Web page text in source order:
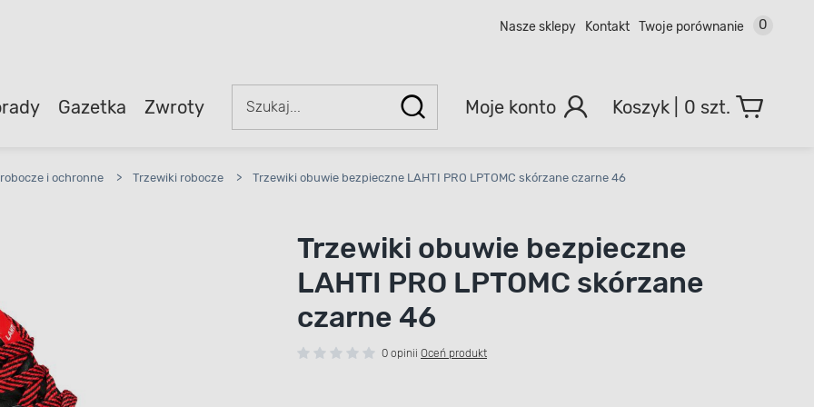
Nasze sklepy Kontakt Twoje porównanie 0
Gazetka Zwroty Moje konto 0 szt.
i ochronne > Trzewiki robocze > Trzewiki obuwie bezpieczne LAHTI PRO LPTOMC skórzane czarne 46
Trzewiki obuwie bezpieczne
LAHTI PRO LPTOMC skórzane
czarne 46
0 opinii Oceń produkt